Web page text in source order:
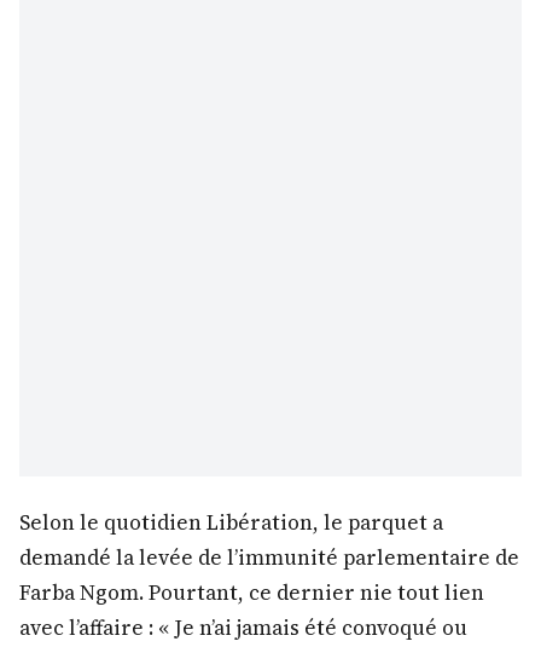
Selon le quotidien Libération, le parquet a
demandé la levée de l’immunité parlementaire de
Farba Ngom. Pourtant, ce dernier nie tout lien
avec l’affaire : « Je n’ai jamais été convoqué ou